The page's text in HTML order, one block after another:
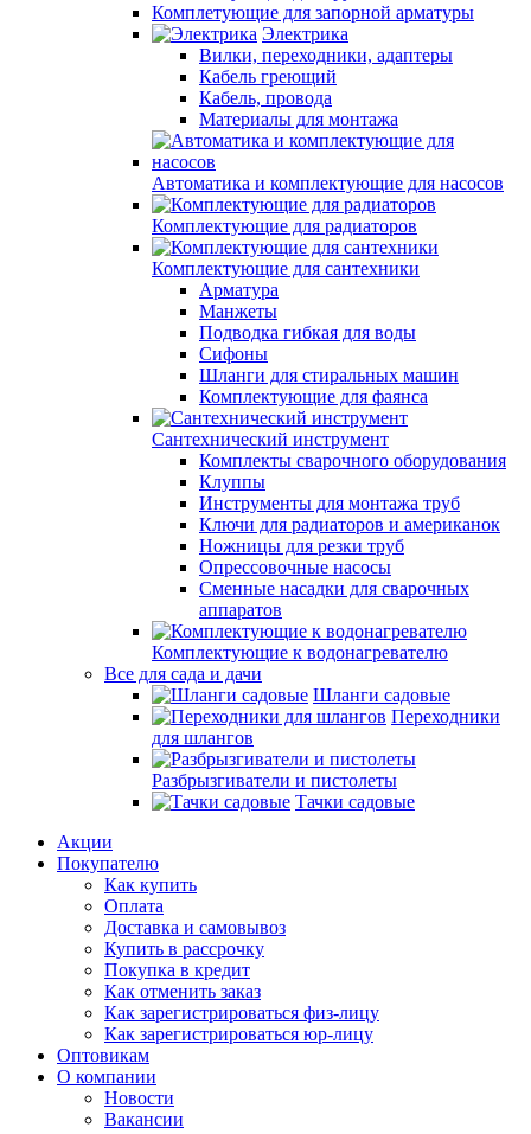
Комплетующие для запорной арматуры
Электрика
Вилки, переходники, адаптеры
Кабель греющий
Кабель, провода
Материалы для монтажа
Автоматика и комплектующие для насосов
Комплектующие для радиаторов
Комплектующие для сантехники
Арматура
Манжеты
Подводка гибкая для воды
Сифоны
Шланги для стиральных машин
Комплектующие для фаянса
Сантехнический инструмент
Комплекты сварочного оборудования
Клуппы
Инструменты для монтажа труб
Ключи для радиаторов и американок
Ножницы для резки труб
Опрессовочные насосы
Сменные насадки для сварочных
аппаратов
Комплектующие к водонагревателю
Все для сада и дачи
Шланги садовые
Переходники
для шлангов
Разбрызгиватели и пистолеты
Тачки садовые
Акции
Покупателю
Как купить
Оплата
Доставка и самовывоз
Купить в рассрочку
Покупка в кредит
Как отменить заказ
Как зарегистрироваться физ-лицу
Как зарегистрироваться юр-лицу
Оптовикам
О компании
Новости
Вакансии